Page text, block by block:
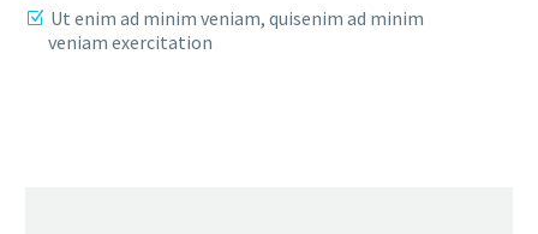
Ut enim ad minim veniam, quisenim ad minim
veniam exercitation